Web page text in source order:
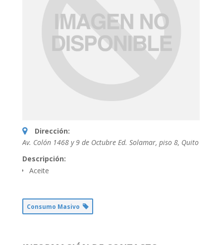
Dirección:
Av. Colón 1468 y 9 de Octubre Ed. Solamar, piso 8, Quito
Descripción:
Aceite
Consumo Masivo